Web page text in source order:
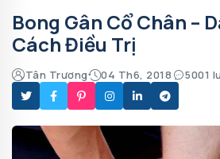
Bong Gân Cổ Chân –
Cách Điều Trị
Tân Trương 04 Th6, 2018 5001